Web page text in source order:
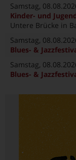
Samstag,
Kinder- und
Untere Brücke in
Samstag,
Blues- &
Samstag,
Blues- &